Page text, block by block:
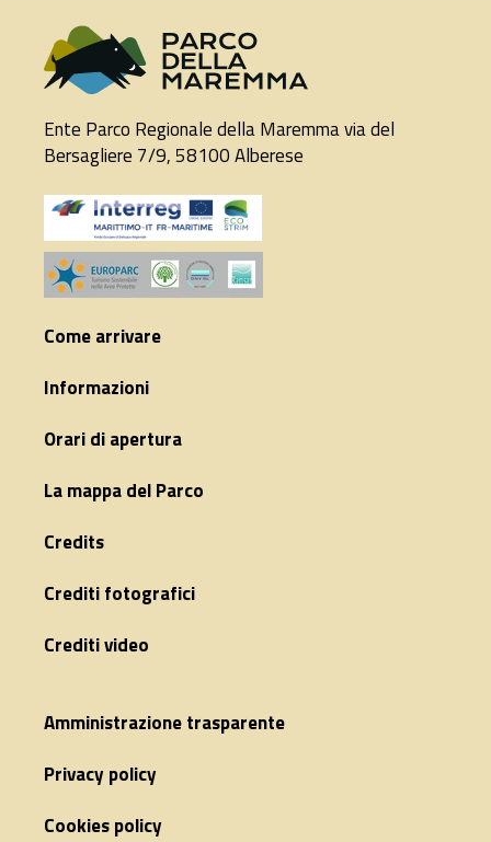
Ente Parco Regionale della Maremma via del
Bersagliere 7/9, 58100 Alberese
Come arrivare
Informazioni
Orari di apertura
La mappa del Parco
Credits
Crediti fotografici
Crediti video
Amministrazione trasparente
Privacy policy
Cookies policy